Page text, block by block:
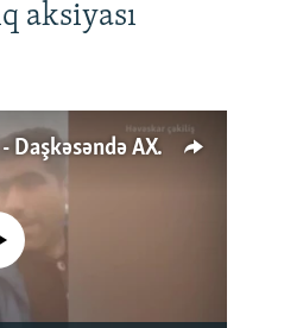
aksiyası
'Məni təpiklədilər ki...' - Daşkəsəndə AXCP fəalının yaxınları onun həbsinə etiraz edirlər
available